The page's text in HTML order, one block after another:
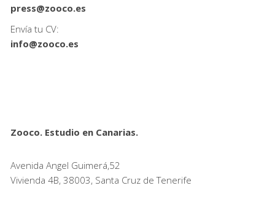
press@zooco.es
Envía tu CV:
info@zooco.es
Zooco. Estudio en Canarias.
Avenida Angel Guimerá,52
Vivienda 4B, 38003, Santa Cruz de Tenerife